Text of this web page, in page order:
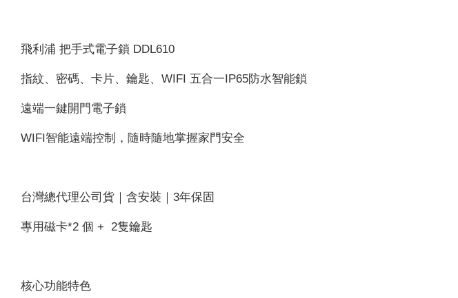
飛利浦 把手式電子鎖 DDL610
指紋、密碼、卡片、鑰匙、WIFI 五合一IP65防水智能鎖
遠端一鍵開門電子鎖
WIFI智能遠端控制，隨時隨地掌握家門安全
台灣總代理公司貨｜含安裝｜3年保固
專用磁卡*2 個 + 2隻鑰匙
核心功能特色